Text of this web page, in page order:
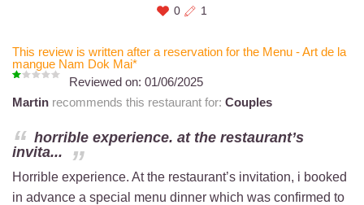
0 1
This review is written after a reservation for the Menu - Art de la
mangue Nam Dok Mai*
Reviewed on: 01/06/2025
Martin recommends this restaurant for: Couples
horrible experience. at the restaurant’s
invita...
Horrible experience. At the restaurant’s invitation, i booked
in advance a special menu dinner which was confirmed to